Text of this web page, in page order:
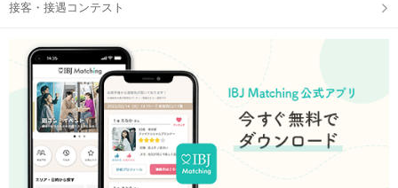
接客・接遇コンテスト